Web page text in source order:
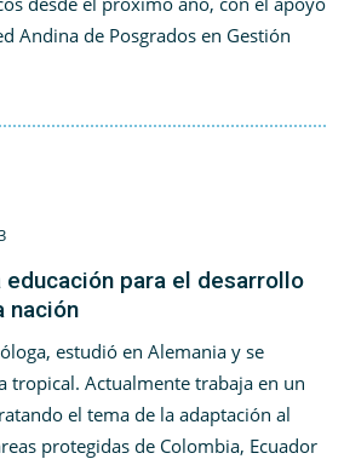
Andina de Posgrados en Gestión
para el desarrollo
nación
estudió en Alemania y se
tropical. Actualmente trabaja en un
el tema de la adaptación al
protegidas de Colombia, Ecuador